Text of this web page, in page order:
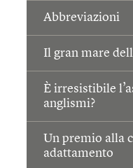
Abbreviazioni
Il gran mare
È irresistibile
anglismi?
Un premio alla
adattamento